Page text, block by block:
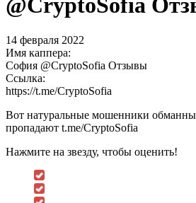
@CryptoSofia
14 февраля 2022
Имя каппера:
София @CryptoSofia Отзывы
Ссылка:
https://t.me/CryptoSofia
Вот натуральные мошенники
пропадают t.me/CryptoSofia
Нажмите на звезду, чтобы оценить!